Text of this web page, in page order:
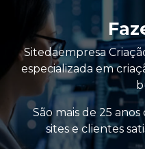
Sitedaempresa
especializada em
São mais de 25
sites e clientes